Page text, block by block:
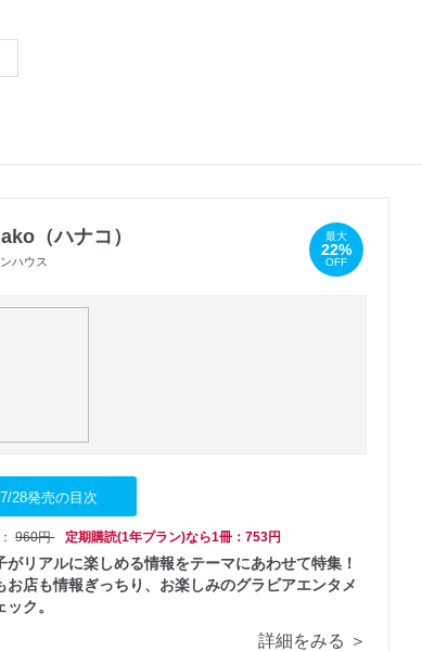
（ハナコ）
ハウス
最大
22%
OFF
28発売の目次
960円 定期購読(1年プラン)なら1冊：753円
がリアルに楽しめる情報をテーマにあわせて特集！
お店も情報ぎっちり、お楽しみのグラビアエンタメ
ック。
詳細をみる ＞